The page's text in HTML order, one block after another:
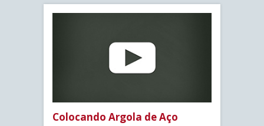
Colocando Argola de Aço